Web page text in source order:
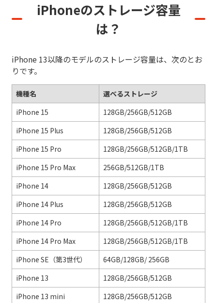
iPhoneのストレージ容量
は？
iPhone 13以降のモデルのストレージ容量は、次のとお
りです。
機種名
選べるストレージ
iPhone 15
128GB/256GB/512GB
iPhone 15 Plus
128GB/256GB/512GB
iPhone 15 Pro
128GB/256GB/512GB/1TB
iPhone 15 Pro Max
256GB/512GB/1TB
iPhone 14
128GB/256GB/512GB
iPhone 14 Plus
128GB/256GB/512GB
iPhone 14 Pro
128GB/256GB/512GB/1TB
iPhone 14 Pro Max
128GB/256GB/512GB/1TB
iPhone SE（第3世代）
64GB/128GB/ 256GB
iPhone 13
128GB/256GB/512GB
iPhone 13 mini
128GB/256GB/512GB